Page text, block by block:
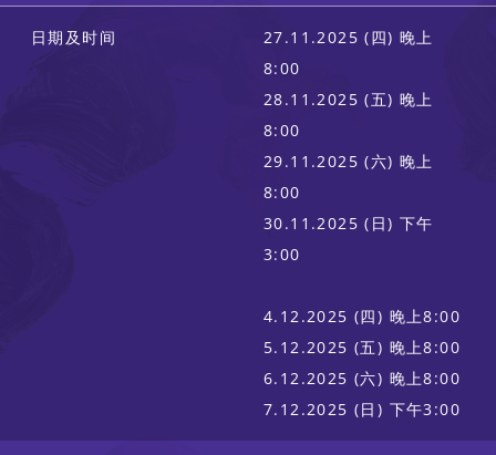
日期及时间
27.11.2025 (四) 晚上
8:00
28.11.2025 (五) 晚上
8:00
29.11.2025 (六) 晚上
8:00
30.11.2025 (日) 下午
3:00
4.12.2025 (四) 晚上8:00
5.12.2025 (五) 晚上8:00
6.12.2025 (六) 晚上8:00
7.12.2025 (日) 下午3:00